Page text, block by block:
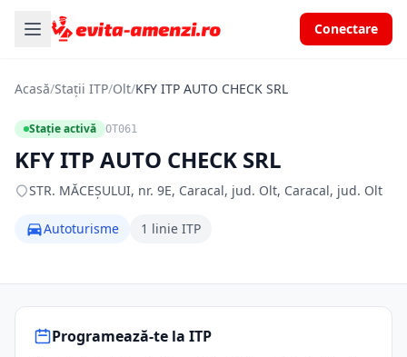
Conectare
Acasă/Stații ITP/Olt/KFY ITP AUTO CHECK SRL
Stație activă OT061
KFY ITP AUTO CHECK SRL
STR. MĂCEŞULUI, nr. 9E, Caracal, jud. Olt, Caracal, jud. Olt
Autoturisme 1 linie ITP
Programează-te la ITP